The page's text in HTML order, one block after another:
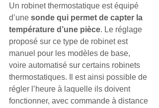
Un robinet thermostatique est équipé
d’une sonde qui permet de capter la
température d’une pièce. Le réglage
proposé sur ce type de robinet est
manuel pour les modèles de base,
voire automatisé sur certains robinets
thermostatiques. Il est ainsi possible de
régler l’heure à laquelle ils doivent
fonctionner, avec commande à distance